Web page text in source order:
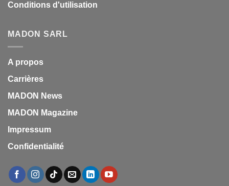
Conditions d'utilisation
MADON SARL
A propos
Carrières
MADON News
MADON Magazine
Impressum
Confidentialité